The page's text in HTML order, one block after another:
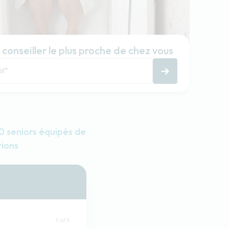
le plus proche de chez vous
*
seniors équipés de
1 of 5